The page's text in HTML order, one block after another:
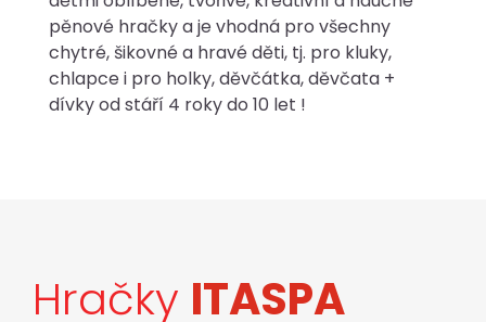
pěnové hračky a je vhodná pro všechny
chytré, šikovné a hravé děti, tj. pro kluky,
chlapce i pro holky, děvčátka, děvčata +
dívky od stáří 4 roky do 10 let !
Hračky ITASPA